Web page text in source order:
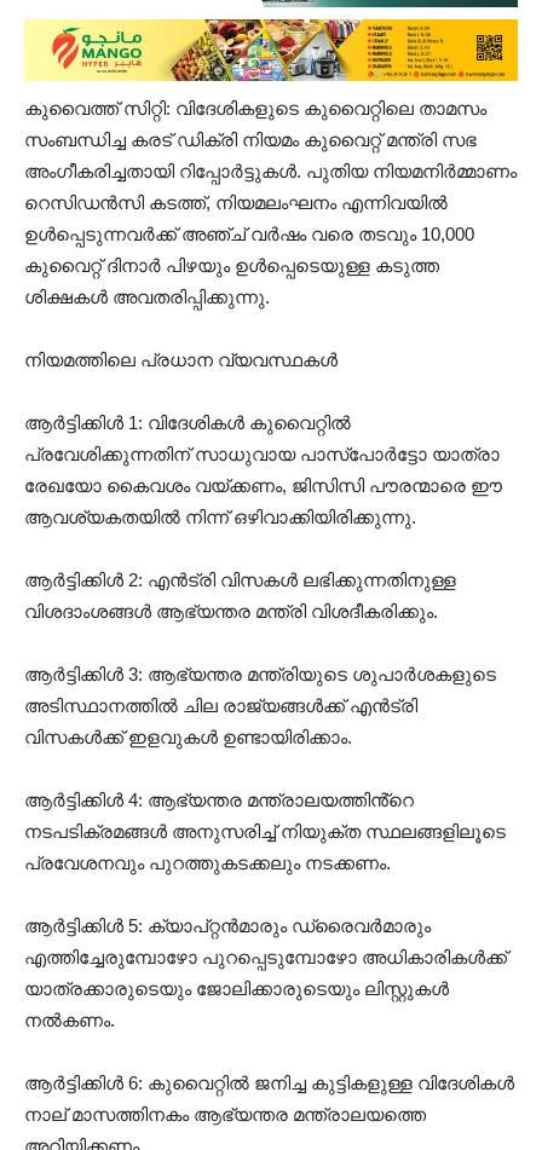
കുവൈത്ത് സിറ്റി: വിദേശികളുടെ കുവൈറ്റിലെ താമസം
സംബന്ധിച്ച കരട് ഡിക്രി നിയമം കുവൈറ്റ് മന്ത്രി സഭ
അംഗീകരിച്ചതായി റിപ്പോർട്ടുകൾ. പുതിയ നിയമനിർമ്മാണം
റെസിഡൻസി കടത്ത്, നിയമലംഘനം എന്നിവയിൽ
ഉൾപ്പെടുന്നവർക്ക് അഞ്ച് വർഷം വരെ തടവും 10,000
കുവൈറ്റ് ദിനാർ പിഴയും ഉൾപ്പെടെയുള്ള കടുത്ത
ശിക്ഷകൾ അവതരിപ്പിക്കുന്നു.
നിയമത്തിലെ പ്രധാന വ്യവസ്ഥകൾ
ആർട്ടിക്കിൾ 1: വിദേശികൾ കുവൈറ്റിൽ
പ്രവേശിക്കുന്നതിന് സാധുവായ പാസ്‌പോർട്ടോ യാത്രാ
രേഖയോ കൈവശം വയ്ക്കണം, ജിസിസി പൗരന്മാരെ ഈ
ആവശ്യകതയിൽ നിന്ന് ഒഴിവാക്കിയിരിക്കുന്നു.
ആർട്ടിക്കിൾ 2: എൻട്രി വിസകൾ ലഭിക്കുന്നതിനുള്ള
വിശദാംശങ്ങൾ ആഭ്യന്തര മന്ത്രി വിശദീകരിക്കും.
ആർട്ടിക്കിൾ 3: ആഭ്യന്തര മന്ത്രിയുടെ ശുപാർശകളുടെ
അടിസ്ഥാനത്തിൽ ചില രാജ്യങ്ങൾക്ക് എൻട്രി
വിസകൾക്ക് ഇളവുകൾ ഉണ്ടായിരിക്കാം.
ആർട്ടിക്കിൾ 4: ആഭ്യന്തര മന്ത്രാലയത്തിൻ്റെ
നടപടിക്രമങ്ങൾ അനുസരിച്ച് നിയുക്ത സ്ഥലങ്ങളിലൂടെ
പ്രവേശനവും പുറത്തുകടക്കലും നടക്കണം.
ആർട്ടിക്കിൾ 5: ക്യാപ്റ്റൻമാരും ഡ്രൈവർമാരും
എത്തിച്ചേരുമ്പോഴോ പുറപ്പെടുമ്പോഴോ അധികാരികൾക്ക്
യാത്രക്കാരുടെയും ജോലിക്കാരുടെയും ലിസ്റ്റുകൾ
നൽകണം.
ആർട്ടിക്കിൾ 6: കുവൈറ്റിൽ ജനിച്ച കുട്ടികളുള്ള വിദേശികൾ
നാല് മാസത്തിനകം ആഭ്യന്തര മന്ത്രാലയത്തെ
അറിയിക്കണം.